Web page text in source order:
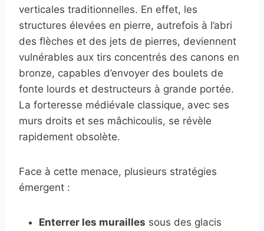
verticales traditionnelles. En effet, les
structures élevées en pierre, autrefois à l’abri
des flèches et des jets de pierres, deviennent
vulnérables aux tirs concentrés des canons en
bronze, capables d’envoyer des boulets de
fonte lourds et destructeurs à grande portée.
La forteresse médiévale classique, avec ses
murs droits et ses mâchicoulis, se révèle
rapidement obsolète.
Face à cette menace, plusieurs stratégies
émergent :
Enterrer les murailles sous des glacis